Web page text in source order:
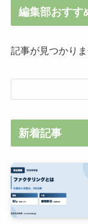
編集部おすす
記事が見つかりま
新着記事